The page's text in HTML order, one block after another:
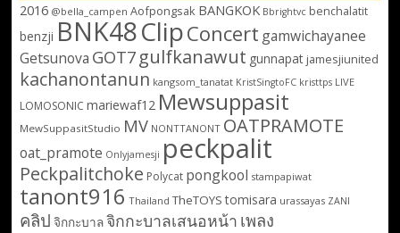
2016 @bella_campen Aofpongsak BANGKOK Bbrightvc benchalatit
benzji BNK48ClipConcert gamwichayanee
Getsunova GOT7 gulfkanawut gunnapat jamesjiunited
kachanontanun kangsom_tanatat KristSingtoFC kristtps LIVE
LOMOSONIC mariewaf12 Mewsuppasit
MewSuppasitStudio MV NONTTANONT OATPRAMOTE
oat_pramote Onlyjamesji peckpalit
Peckpalitchoke Polycat pongkool stampapiwat
tanont916 Thailand TheTOYS tomisara urassayas ZANI
คลิป จิกกะบาลจิกกะบาลเสนอหน้า เพลง